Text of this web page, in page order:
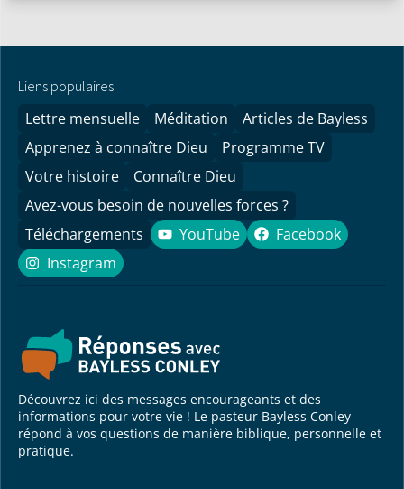
Liens populaires
Lettre mensuelle Méditation
Articles de Bayless
Apprenez à connaître Dieu
Programme TV
Votre histoire
Connaître Dieu
Avez-vous besoin de nouvelles forces ?
Téléchargements
YouTube
YouTube Facebook
Facebook
Instagram
Instagram
Découvrez ici des messages encourageants et des
informations pour votre vie ! Le pasteur Bayless Conley
répond à vos questions de manière biblique, personnelle et
pratique.